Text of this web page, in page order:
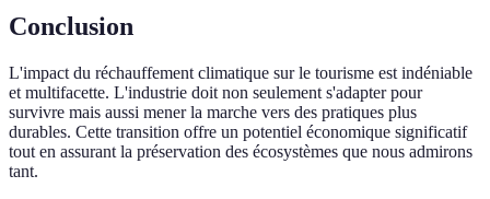
Conclusion
L'impact du réchauffement climatique sur le tourisme est indéniable
et multifacette. L'industrie doit non seulement s'adapter pour
survivre mais aussi mener la marche vers des pratiques plus
durables. Cette transition offre un potentiel économique significatif
tout en assurant la préservation des écosystèmes que nous admirons
tant.